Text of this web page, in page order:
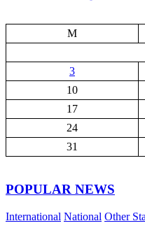
M
3
10
17
24
31
POPULAR NEWS
International National Other